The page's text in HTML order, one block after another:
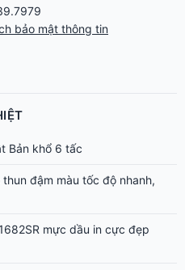
bảo mật thông tin
Bản khổ 6 tấc
đậm màu tốc độ nhanh,
mực dầu in cực đẹp